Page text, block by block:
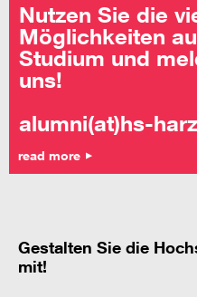
Nutzen Sie die
Möglichkeiten
Studium und
uns!
alumni(at)hs-
read more
Gestalten Sie die
mit!